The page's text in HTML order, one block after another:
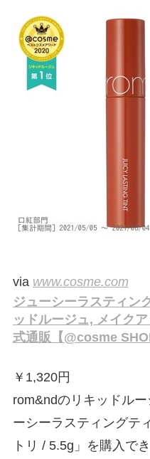
via www.cosme.com
ジューシーラスティン
ッドルージュ, メイク
式通販【@cosme
￥ 1,320円
rom&ndのリキッドル
ーシーラスティングテ
トリ / 5.5g」を購入で